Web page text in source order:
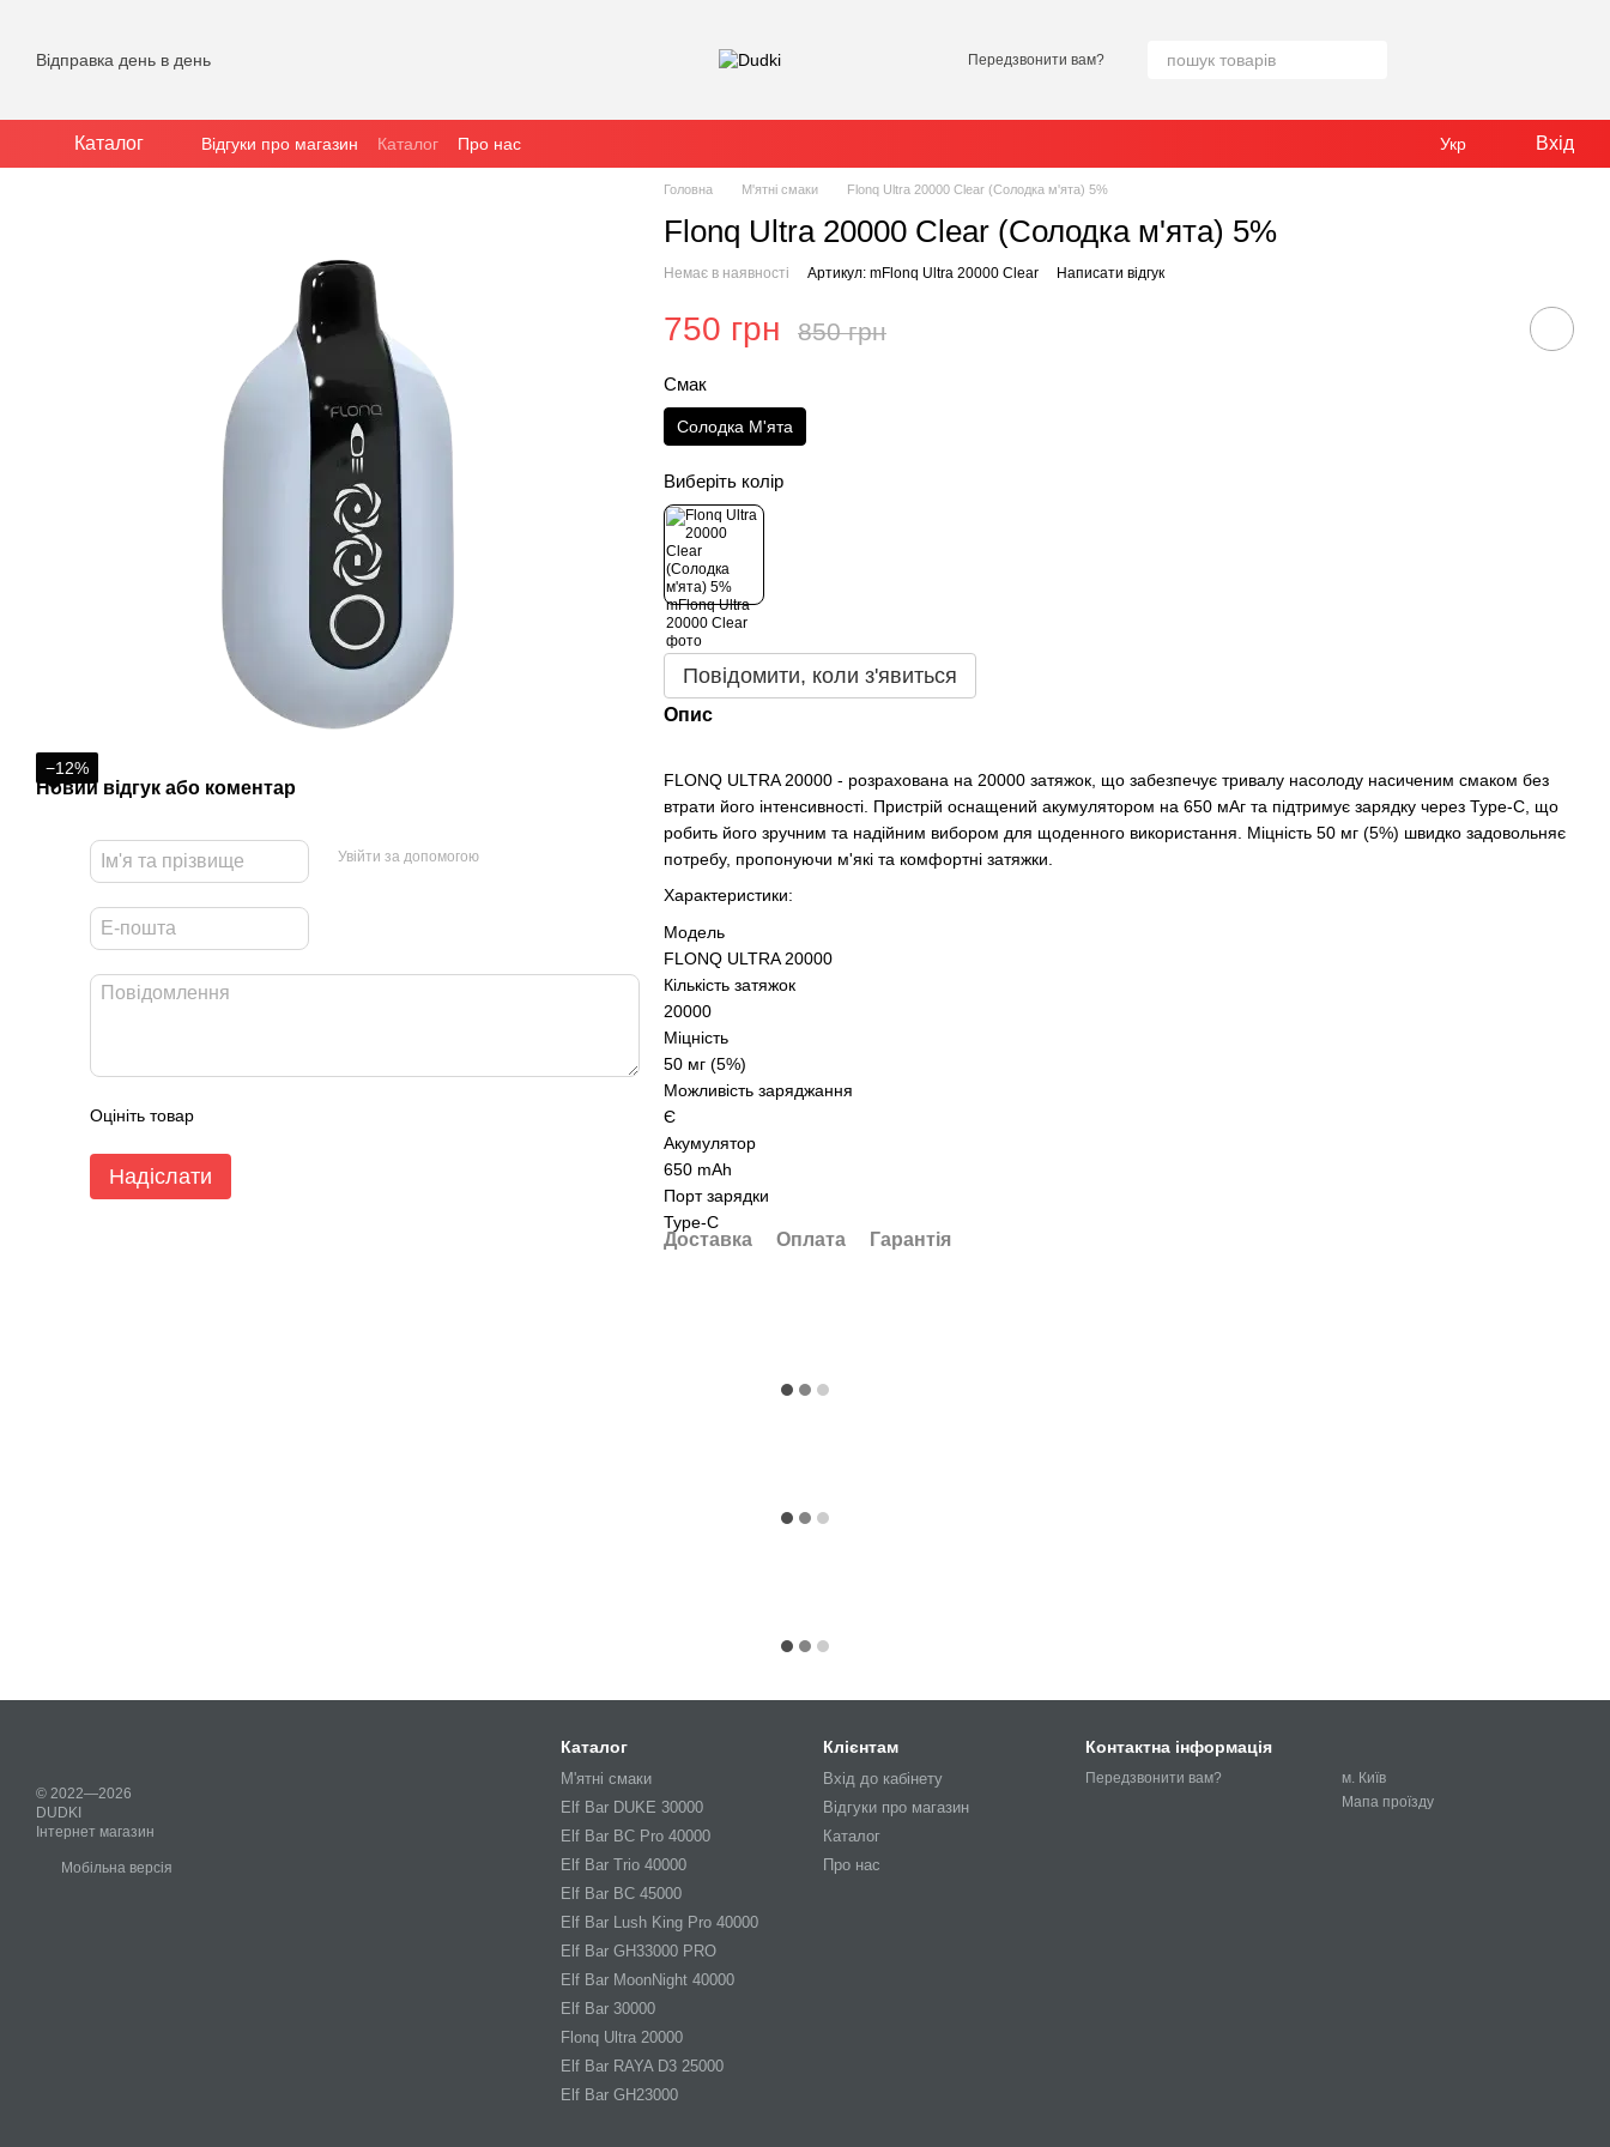
Відправка день в день Передзвонити вам?
Каталог Відгуки про магазин Каталог Про нас Укр Вхід
−12%
Новий відгук або коментар
Увійти за допомогою
Оцініть товар
Надіслати
Головна М'ятні смаки Flonq Ultra 20000 Clear (Солодка м'ята) 5%
Flonq Ultra 20000 Clear (Солодка м'ята) 5%
Немає в наявності Артикул: mFlonq Ultra 20000 Clear Написати відгук
750 грн 850 грн
Смак
Солодка М'ята
Виберіть колір
Повідомити, коли з'явиться
Опис
FLONQ ULTRA 20000 - розрахована на 20000 затяжок, що забезпечує тривалу насолоду насиченим смаком без
втрати його інтенсивності. Пристрій оснащений акумулятором на 650 мАг та підтримує зарядку через Type-C, що
робить його зручним та надійним вибором для щоденного використання. Міцність 50 мг (5%) швидко задовольняє
потребу, пропонуючи м'які та комфортні затяжки.
Характеристики:
Модель
FLONQ ULTRA 20000
Кількість затяжок
20000
Міцність
50 мг (5%)
Можливість заряджання
Є
Акумулятор
650 mAh
Порт зарядки
Type-C
Доставка Оплата Гарантія
© 2022—2026
DUDKI
Iнтернет магазин
Мобільна версія
Каталог
М'ятні смаки
Elf Bar DUKE 30000
Elf Bar BC Pro 40000
Elf Bar Trio 40000
Elf Bar BC 45000
Elf Bar Lush King Pro 40000
Elf Bar GH33000 PRO
Elf Bar MoonNight 40000
Elf Bar 30000
Flonq Ultra 20000
Elf Bar RAYA D3 25000
Elf Bar GH23000
Клієнтам
Вхід до кабінету
Відгуки про магазин
Каталог
Про нас
Контактна інформація
Передзвонити вам?
м. Київ
Мапа проїзду